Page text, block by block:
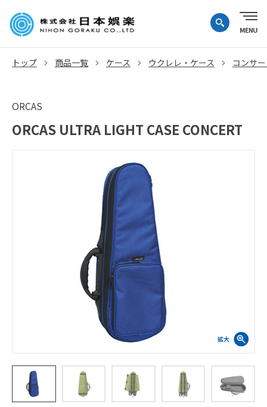
トップ 商品一覧 ケース ウクレレ・ケース コンサ
ORCAS
ORCAS ULTRA LIGHT CASE CONCERT